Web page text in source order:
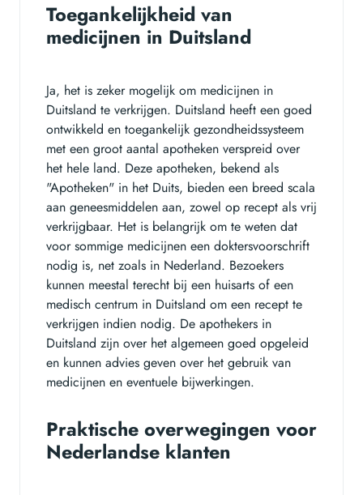
Toegankelijkheid van
medicijnen in Duitsland
Ja, het is zeker mogelijk om medicijnen in
Duitsland te verkrijgen. Duitsland heeft een goed
ontwikkeld en toegankelijk gezondheidssysteem
met een groot aantal apotheken verspreid over
het hele land. Deze apotheken, bekend als
"Apotheken" in het Duits, bieden een breed scala
aan geneesmiddelen aan, zowel op recept als vrij
verkrijgbaar. Het is belangrijk om te weten dat
voor sommige medicijnen een doktersvoorschrift
nodig is, net zoals in Nederland. Bezoekers
kunnen meestal terecht bij een huisarts of een
medisch centrum in Duitsland om een recept te
verkrijgen indien nodig. De apothekers in
Duitsland zijn over het algemeen goed opgeleid
en kunnen advies geven over het gebruik van
medicijnen en eventuele bijwerkingen.
Praktische overwegingen voor
Nederlandse klanten